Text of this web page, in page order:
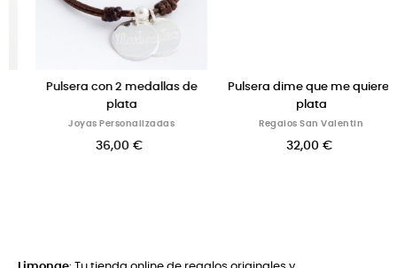
Pulsera dime que me quieres
plata
Regalos San Valentin
32,00 €
Collar con siluetas de
para mamás
Joyas Personalizadas
62,00 €